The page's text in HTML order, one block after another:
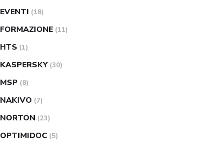
EVENTI (18)
FORMAZIONE (11)
HTS (1)
KASPERSKY (30)
MSP (8)
NAKIVO (7)
NORTON (23)
OPTIMIDOC (5)